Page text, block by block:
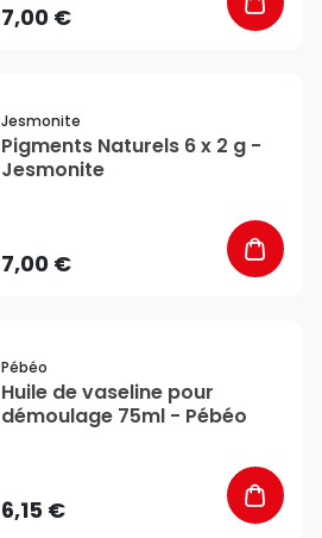
7,00 €
Jesmonite
Pigments Naturels 6 x 2 g -
Jesmonite
7,00 €
Pébéo
Huile de vaseline pour
démoulage 75ml - Pébéo
6,15 €